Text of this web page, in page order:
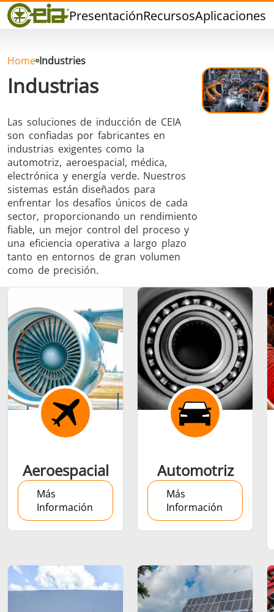
PresentaciónRecursosAplicaciones
Calidad
Eventos
FAQ
Soldadura dura
Soldadura con
Estaño
Soldadura de
Aluminio
Sellado
Ajuste por
contracción
Generador y
Controlador
Generadores
Serie SH
Cabezales de
calentamiento
Home Industries
Industrias
Las soluciones de inducción de CEIA
son confiadas por fabricantes en
industrias exigentes como la
automotriz, aeroespacial, médica,
electrónica y energía verde. Nuestros
sistemas están diseñados para
enfrentar los desafíos únicos de cada
sector, proporcionando un rendimiento
fiable, un mejor control del proceso y
una eficiencia operativa a largo plazo
tanto en entornos de gran volumen
como de precisión.
Aeroespacial
Más
Información
Automotriz
Más
Información